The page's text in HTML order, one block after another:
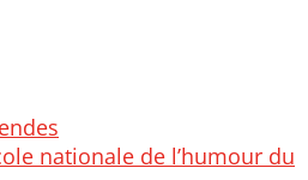
nationale de l’humour du